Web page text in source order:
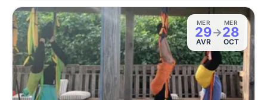
MER
29
AVR
→
MER
28
OCT